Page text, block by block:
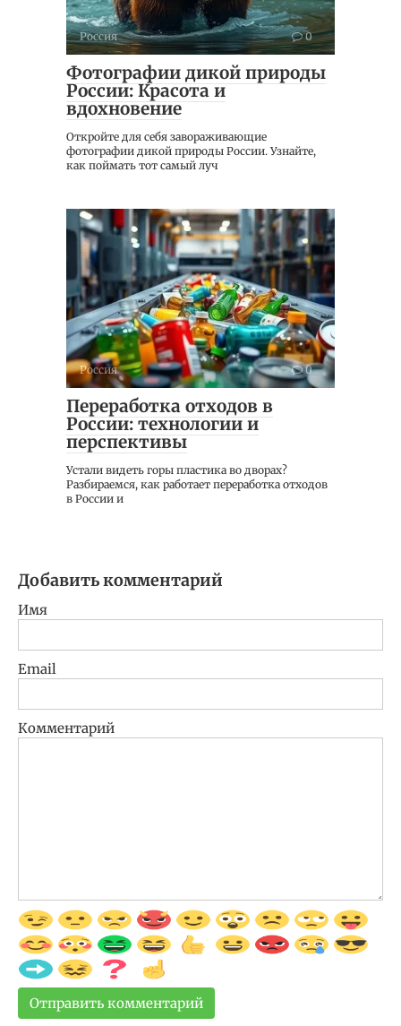
Россия 0
Фотографии дикой природы
России: Красота и
вдохновение
Откройте для себя завораживающие
фотографии дикой природы России. Узнайте,
как поймать тот самый луч
Россия 0
Переработка отходов в
России: технологии и
перспективы
Устали видеть горы пластика во дворах?
Разбираемся, как работает переработка отходов
в России и
Добавить комментарий
Имя
Email
Комментарий